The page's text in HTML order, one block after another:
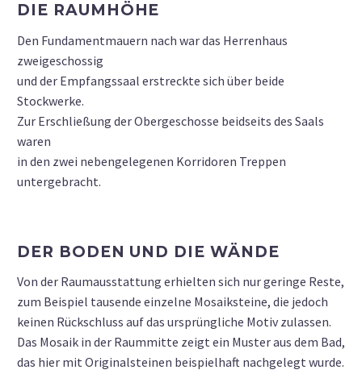
DIE RAUMHÖHE
Den Fundamentmauern nach war das Herrenhaus
zweigeschossig
und der Empfangssaal erstreckte sich über beide
Stockwerke.
Zur Erschließung der Obergeschosse beidseits des Saals
waren
in den zwei nebengelegenen Korridoren Treppen
untergebracht.
DER BODEN UND DIE WÄNDE
Von der Raumausstattung erhielten sich nur geringe Reste,
zum Beispiel tausende einzelne Mosaiksteine, die jedoch
keinen Rückschluss auf das ursprüngliche Motiv zulassen.
Das Mosaik in der Raummitte zeigt ein Muster aus dem Bad,
das hier mit Originalsteinen beispielhaft nachgelegt wurde.